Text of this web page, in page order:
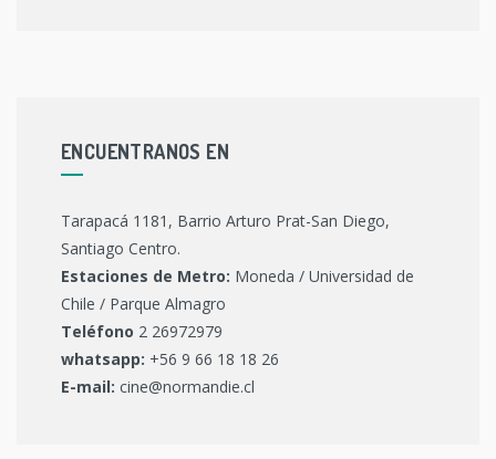
ENCUENTRANOS EN
Tarapacá 1181, Barrio Arturo Prat-San Diego,
Santiago Centro.
Estaciones de Metro: Moneda / Universidad de
Chile / Parque Almagro
Teléfono 2 26972979
whatsapp: +56 9 66 18 18 26
E-mail: cine@normandie.cl